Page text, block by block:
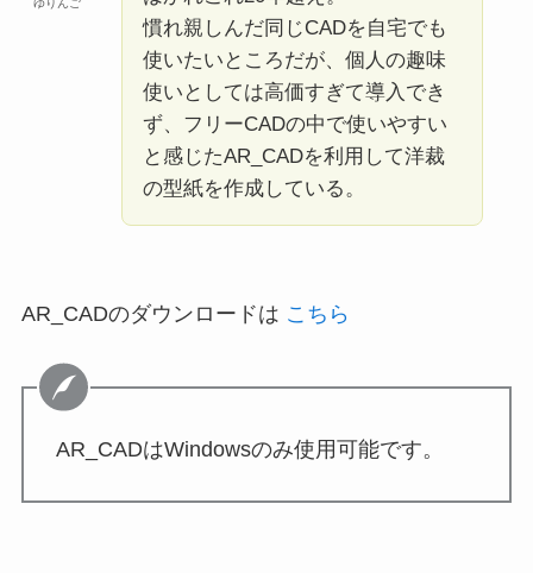
ゆりんご
慣れ親しんだ同じCADを自宅でも
使いたいところだが、個人の趣味
使いとしては高価すぎて導入でき
ず、フリーCADの中で使いやすい
と感じたAR_CADを利用して洋裁
の型紙を作成している。
AR_CADのダウンロードは こちら
AR_CADはWindowsのみ使用可能です。